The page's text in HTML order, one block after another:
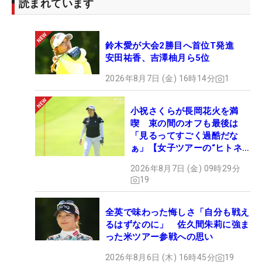
読まれています
鈴木愛が大会2勝目へ首位T発進
安田祐香、吉澤柚月ら5位
2026年8月7日 (金) 16時14分 1
小祝さくらが長岡花火を満
喫 束の間のオフも最後は
「見るってすごく過酷だな
ぁ」【女子ツアーの“ヒトネ
2026年8月7日 (金) 09時29分
19
全英で味わった悔しさ「自分も戦え
るはずなのに」 佐久間朱莉に強ま
った米ツアー参戦への思い
2026年8月6日 (木) 16時45分 19